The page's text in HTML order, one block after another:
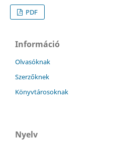
PDF
Információ
Olvasóknak
Szerzőknek
Könyvtárosoknak
Nyelv